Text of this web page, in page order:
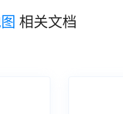
相关文档